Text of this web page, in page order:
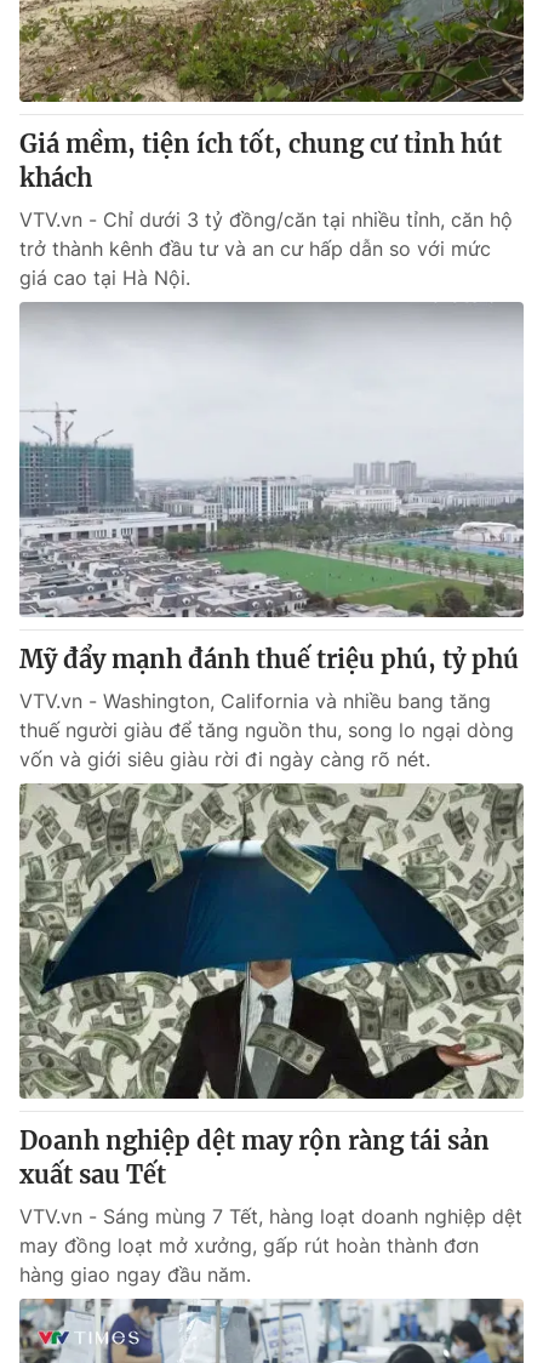
Giá mềm, tiện ích tốt, chung cư tỉnh hút
khách
VTV.vn - Chỉ dưới 3 tỷ đồng/căn tại nhiều tỉnh, căn hộ
trở thành kênh đầu tư và an cư hấp dẫn so với mức
giá cao tại Hà Nội.
Mỹ đẩy mạnh đánh thuế triệu phú, tỷ phú
VTV.vn - Washington, California và nhiều bang tăng
thuế người giàu để tăng nguồn thu, song lo ngại dòng
vốn và giới siêu giàu rời đi ngày càng rõ nét.
Doanh nghiệp dệt may rộn ràng tái sản
xuất sau Tết
VTV.vn - Sáng mùng 7 Tết, hàng loạt doanh nghiệp dệt
may đồng loạt mở xưởng, gấp rút hoàn thành đơn
hàng giao ngay đầu năm.